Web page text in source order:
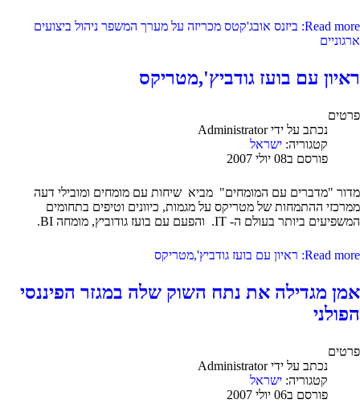
Read more: ביזנס אובג'קטס מכריזה על מערך המשפר ניהול ביצועים
ארגוניים
ראיון עם בועז גודביץ',מטריקס
פרטים
נכתב על ידיAdministrator
קטגוריה: ישראל
פורסם ב08 יולי 2007
מדור "מדברים עם המומחים" מביא שיחות עם מומחים ומובילי דעה
ממרכזי ההתמחות של מטריקס על מגמות, כיוונים וטיפים בתחומים
המשפיעים ביותר בעולם ה- IT. והפעם עם בועז גודוביץ, מומחה BI.
Read more: ראיון עם בועז גודביץ',מטריקס
אמן מגדילה את נתח השוק שלה במגזר הפיננסי
הפולני
פרטים
נכתב על ידיAdministrator
קטגוריה: ישראל
פורסם ב06 יולי 2007